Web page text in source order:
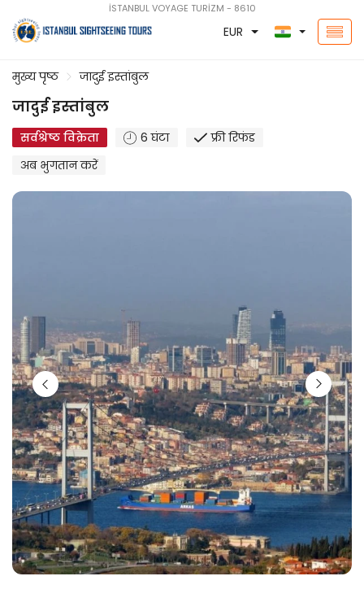
İSTANBUL VOYAGE TURİZM - 8610
EUR
मुख्य पृष्ठ जादुई इस्तांबुल
जादुई इस्तांबुल
सर्वश्रेष्ठ विक्रेता 6 घंटा
फ्री रिफंड
अब भुगतान करें